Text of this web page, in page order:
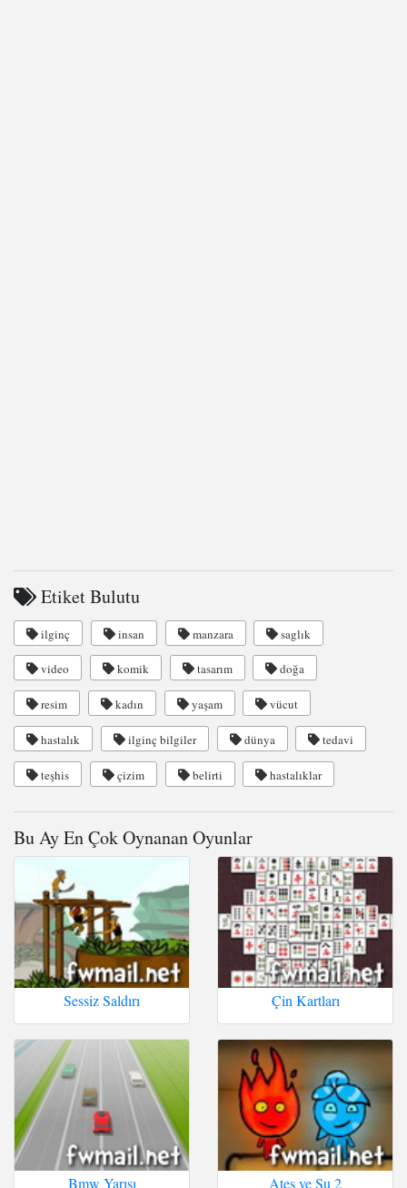
Etiket Bulutu
ilginç insan manzara saglık
video komik tasarım doğa
resim kadın yaşam vücut
hastalık ilginç bilgiler dünya tedavi
teşhis çizim belirti hastalıklar
Bu Ay En Çok Oynanan Oyunlar
Sessiz Saldırı Çin Kartları
Bmw Yarışı Ateş ve Su 2